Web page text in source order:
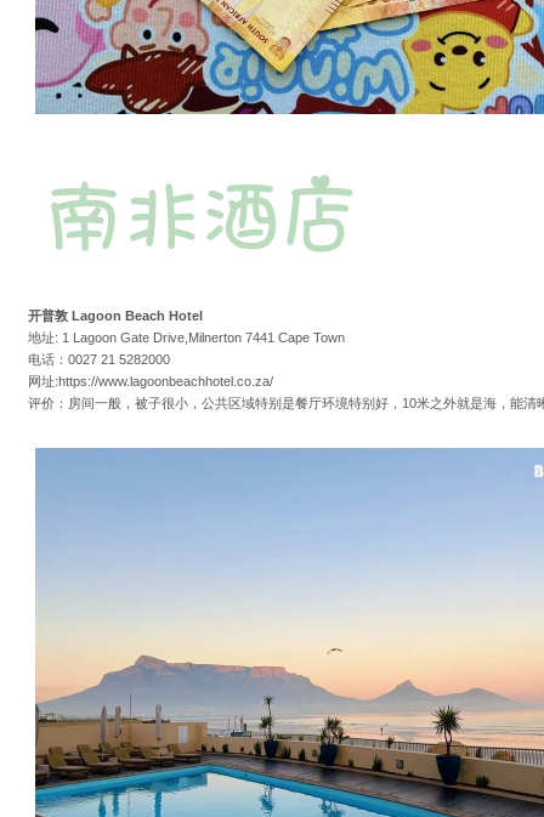
开普敦 Lagoon Beach Hotel
地址: 1 Lagoon Gate Drive,Milnerton 7441 Cape Town
电话：0027 21 5282000
网址:https://www.lagoonbeachhotel.co.za/
评价：房间一般，被子很小，公共区域特别是餐厅环境特别好，10米之外就是海，能清